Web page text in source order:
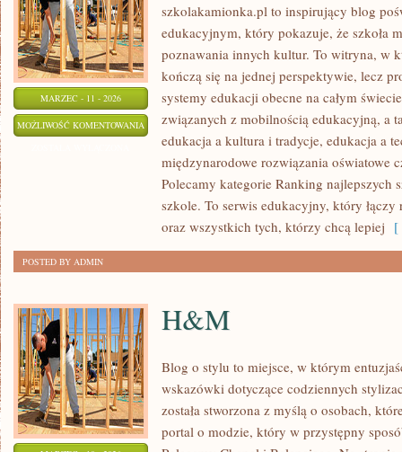
MARZEC - 11 - 2026
MOŻLIWOŚĆ KOMENTOWANIA EDUKACJA
KULTURA
TRADYCJE
szkolakamionka.pl to inspirujący blog
edukacyjnym, który pokazuje, że szkoła
poznawania innych kultur. To witryna, w
kończą się na jednej perspektywie, lecz
systemy edukacji obecne na całym
związanych z mobilnością edukacyjną, a
edukacja a kultura i tradycje, edukacja a
międzynarodowe rozwiązania oświatowe
Polecamy kategorie Ranking najlepszych
szkole. To serwis edukacyjny, który
oraz wszystkich tych, którzy chcą lepiej [
POSTED BY ADMIN
H&M
Blog o stylu to miejsce, w którym
wskazówki dotyczące codziennych
została stworzona z myślą o osobach,
portal o modzie, który w przystępny